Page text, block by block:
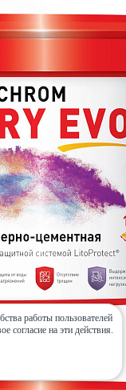
Черный уголь
работы пользователей
согласие на эти действия.